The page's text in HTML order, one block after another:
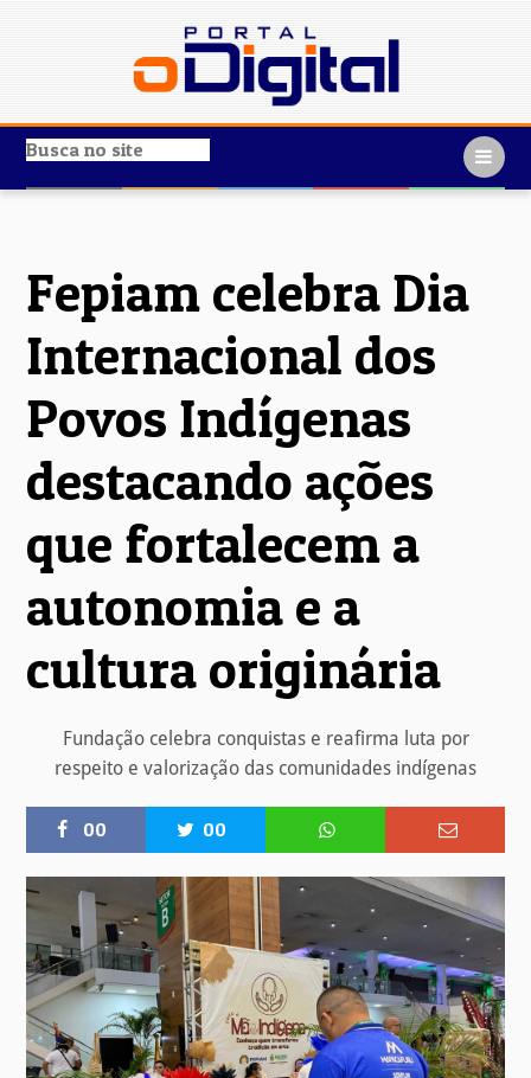
Fepiam celebra Dia
Internacional dos
Povos Indígenas
destacando ações
que fortalecem a
autonomia e a
cultura originária
Fundação celebra conquistas e reafirma luta por
respeito e valorização das comunidades indígenas
00 00